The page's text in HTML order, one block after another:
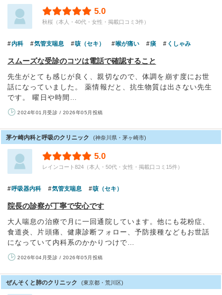
5.0
秋桜（本人・40代・女性・掲載口コミ3件）
内科 気管支喘息 咳（セキ） 喉が痛い 痰 くしゃみ
スムーズな受診のコツは電話で確認すること
先生がとても感じが良く、親切なので、体調を崩す度にお世
話になっていました。 薬情報だと、抗生物質は出さない先生
です。 曜日や時間…
2024年01月受診 / 2026年05月投稿
茅ケ崎内科と呼吸のクリニック (神奈川県・茅ヶ崎市)
5.0
レインコート824（本人・50代・女性・掲載口コミ15件）
呼吸器内科 気管支喘息 咳（セキ）
院長の診察が丁寧で安心です
大人喘息の治療で月に一回通院しています。他にも花粉症、
食道炎、片頭痛、健康診断フォロー、予防接種などもお世話
になっていて内科系のかかりつけで…
2026年04月受診 / 2026年05月投稿
ぜんそくと肺のクリニック (東京都・荒川区)